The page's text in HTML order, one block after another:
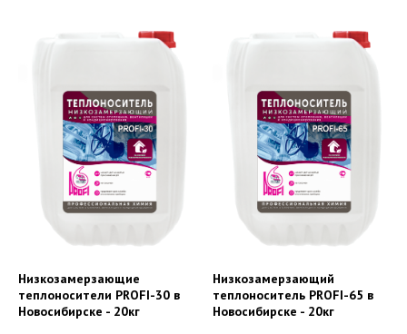
Низкозамерзающие
теплоносители PROFI-30 в
Новосибирске - 20кг
Низкозамерзающий
теплоноситель PROFI-65 в
Новосибирске - 20кг